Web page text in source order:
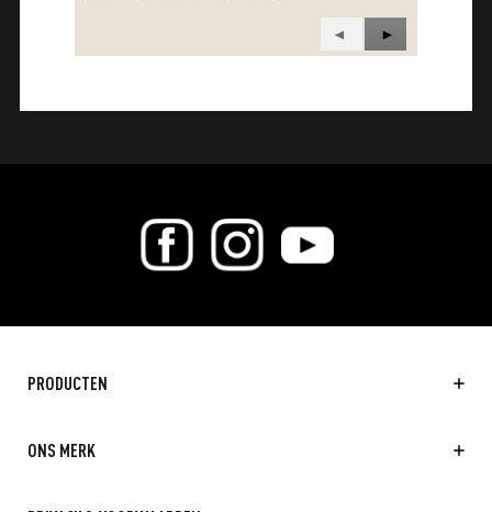
Vorige
Reviews
◄
Volgende
Reviews
►
PRODUCTEN
ONS MERK